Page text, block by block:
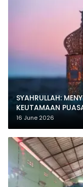
SYAHRULLAH:
KEUTAMAAN
16 June 2026